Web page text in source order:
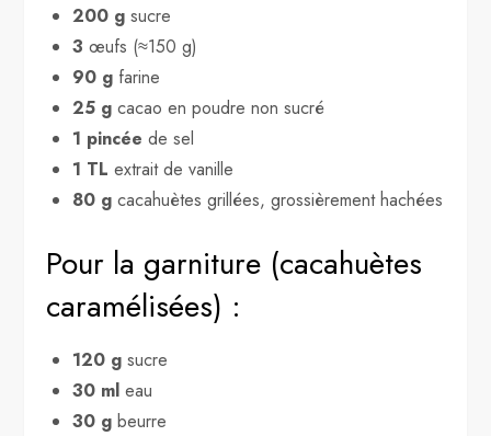
200 g sucre
3 œufs (≈150 g)
90 g farine
25 g cacao en poudre non sucré
1 pincée de sel
1 TL extrait de vanille
80 g cacahuètes grillées, grossièrement hachées
Pour la garniture (cacahuètes
caramélisées) :
120 g sucre
30 ml eau
30 g beurre